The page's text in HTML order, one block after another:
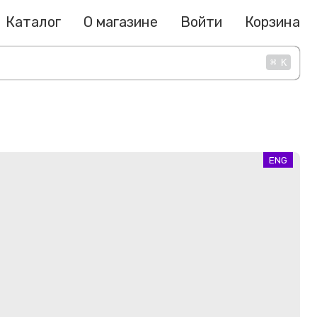
Каталог О магазине Войти Корзина
⌘ K
ENG